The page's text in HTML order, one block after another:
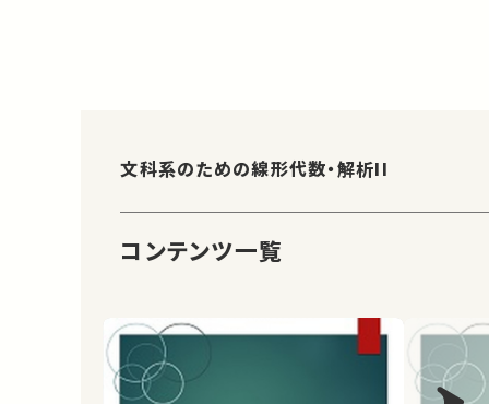
文科系のための線形代数・解析II
コンテンツ一覧